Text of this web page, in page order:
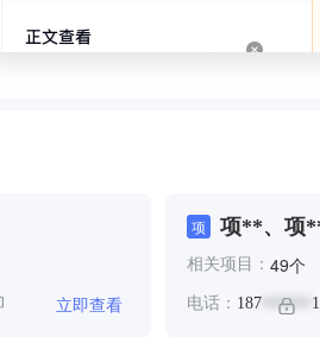
立即查看
项 项**、项
相关项目： 49个
电话： 187 ******